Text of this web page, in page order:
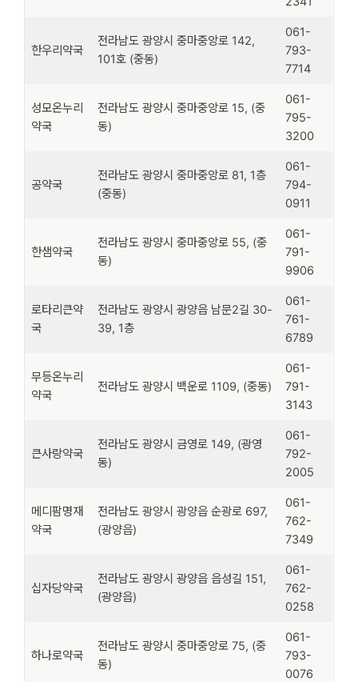
한우리약국
전라남도 광양시 중마중앙로 142,
101호 (중동)
061-
793-
7714
성모온누리
약국
전라남도 광양시 중마중앙로 15, (중
동)
061-
795-
3200
공약국
전라남도 광양시 중마중앙로 81, 1층
(중동)
061-
794-
0911
한샘약국
전라남도 광양시 중마중앙로 55, (중
동)
061-
791-
9906
로타리큰약
국
전라남도 광양시 광양읍 남문2길 30-
39, 1층
061-
761-
6789
무등온누리
약국
전라남도 광양시 백운로 1109, (중동)
061-
791-
3143
큰사랑약국
전라남도 광양시 금영로 149, (광영
동)
061-
792-
2005
메디팜명재
약국
전라남도 광양시 광양읍 순광로 697,
(광양읍)
061-
762-
7349
십자당약국
전라남도 광양시 광양읍 읍성길 151,
(광양읍)
061-
762-
0258
하나로약국
전라남도 광양시 중마중앙로 75, (중
동)
061-
793-
0076